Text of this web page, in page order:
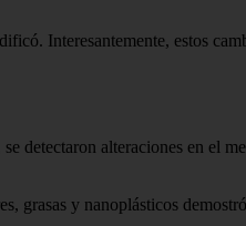
Interesantemente, estos
detectaron alteraciones en el
grasas y nanoplásticos